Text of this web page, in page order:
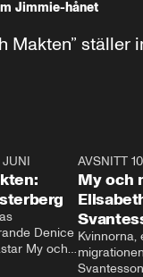
Jimmie-hånet
Makten”
23:40
Denice
My och
AVSNITT 10
My och
Kvinnorna,